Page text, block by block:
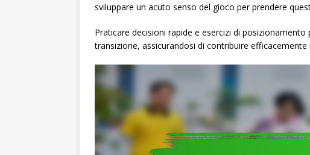
sviluppare un acuto senso del gioco per prendere
Praticare decisioni rapide e esercizi di
transizione, assicurandosi di contribuire